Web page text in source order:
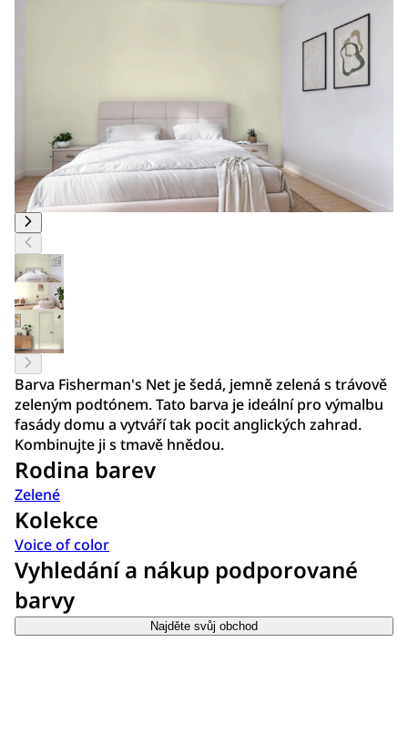
Barva Fisherman's Net je šedá, jemně zelená s trávově
zeleným podtónem. Tato barva je ideální pro výmalbu
fasády domu a vytváří tak pocit anglických zahrad.
Kombinujte ji s tmavě hnědou.
Rodina barev
Zelené
Kolekce
Voice of color
Vyhledání a nákup podporované
barvy
Najděte svůj obchod